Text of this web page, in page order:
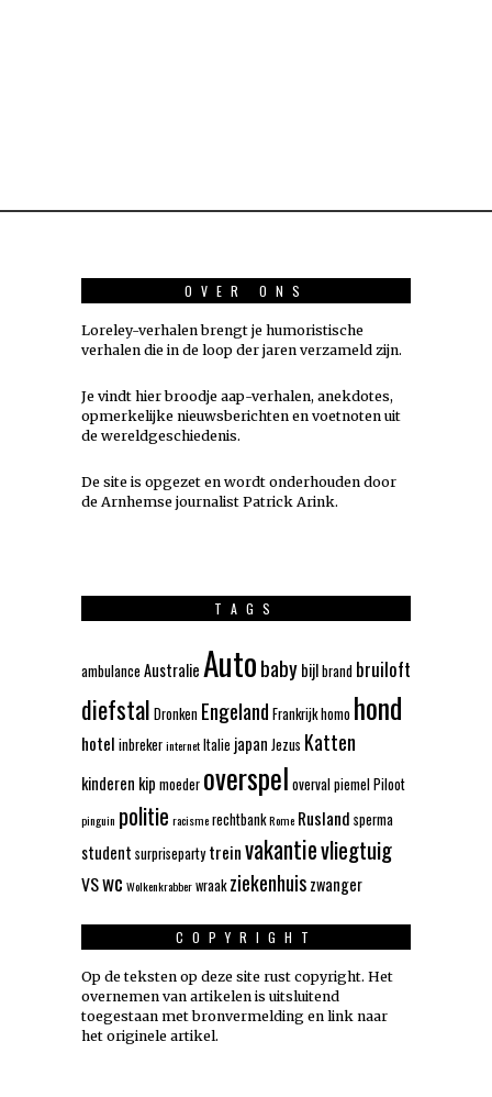
OVER ONS
Loreley-verhalen brengt je humoristische
verhalen die in de loop der jaren verzameld zijn.
Je vindt hier broodje aap-verhalen, anekdotes,
opmerkelijke nieuwsberichten en voetnoten uit
de wereldgeschiedenis.
De site is opgezet en wordt onderhouden door
de Arnhemse journalist Patrick Arink.
TAGS
ambulance Australie Autobabybijlbrand bruiloft
diefstal Dronken Engeland Frankrijkhomo hond
hotel inbrekerinternetItalie japan Jezus Katten
kinderen kip moeder overspel overvalpiemelPiloot
pinguin politie racismerechtbankRome Rusland sperma
student surpriseparty treinvakantievliegtuig
VSwc Wolkenkrabberwraak ziekenhuiszwanger
COPYRIGHT
Op de teksten op deze site rust copyright. Het
overnemen van artikelen is uitsluitend
toegestaan met bronvermelding en link naar
het originele artikel.